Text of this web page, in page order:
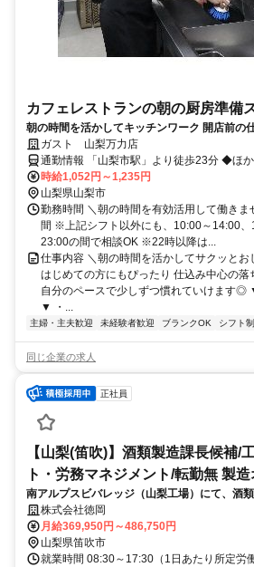
カフェレストランの朝の厨房準備
朝の時間を活かしてキッチンワーク 開店前の
るので未経験でも安心 週1日・短時間～OK、
待遇も充実◎
ガスト 山梨万力店
通勤情報 「山梨市駅」より徒歩23分 ◆ほか
/ 酒折 / 塩山 ] からも車で5～29分程度!!※自
時給1,052円～1,235円
山梨県山梨市
勤務時間 ＼朝の時間を有効活用して働き
間 ※上記シフト以外にも、10:00～14:00
23:00の間で相談OK ※22時以降は...
仕事内容 ＼朝の時間を活かしてサクッとお
はじめての方にもぴったり 仕込み中心の落
自分のペースで少しずつ慣れていけます◎
▼ ・...
主婦・主夫歓迎 未経験者歓迎 ブランクOK シフト制
同じ企業の求人
正社員
【山梨(笛吹)】酒類製造課長候補/
ト・労務マネジメント/転勤無 製
ンマネージャー(食品/飲料/たばこ)
南アルプスビバレッジ（山梨工場）にて、酒
ンの統括、生産・数値管理、メンバーの労務
を主導いただきます。
株式会社徳岡
月給369,950円～486,750円
山梨県笛吹市
就業時間 08:30～17:30（1日あたり所定労